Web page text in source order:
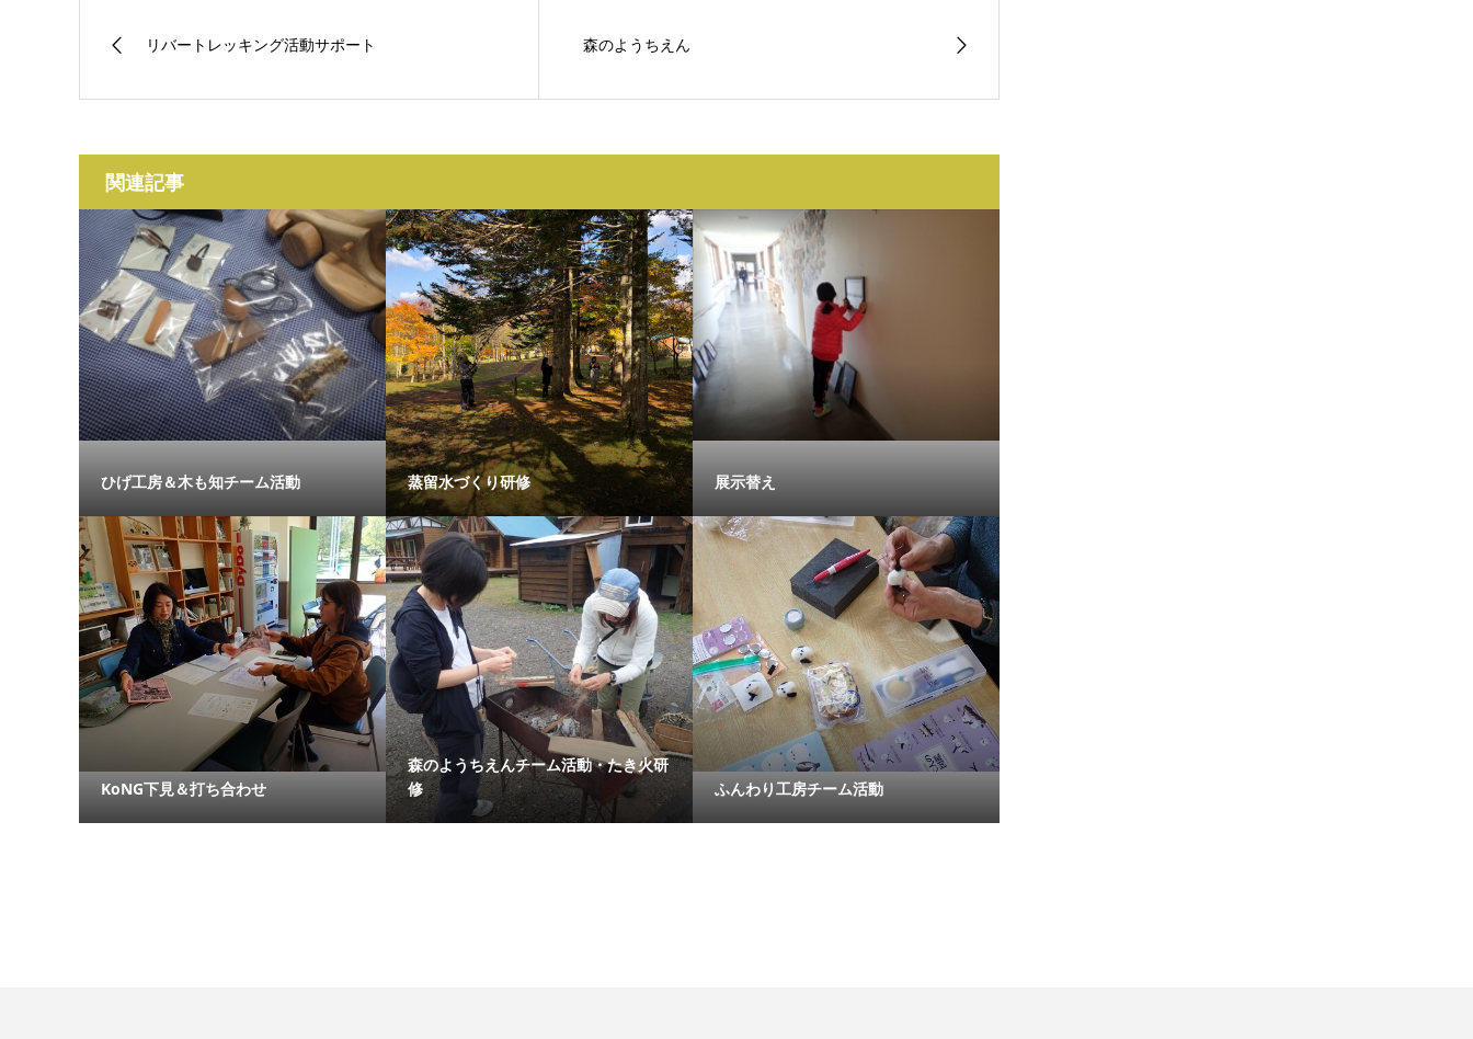
リバートレッキング活動サポート 森のようちえん
関連記事
ひげ工房＆木も知チーム活動 蒸留水づくり研修 展示替え
KoNG下見＆打ち合わせ
森のようちえんチーム活動・たき火研
修
ふんわり工房チーム活動